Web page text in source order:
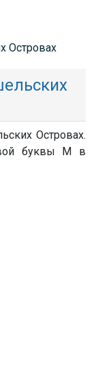
Островах
Островах.
буквы М в